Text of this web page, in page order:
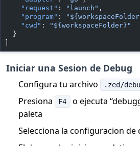
    "request"
: "launch" ,
    "program"
:
    "cwd"
:
"${workspaceFolder}"
  }
Iniciar una Sesion de Debug
Configura tu archivo .zed/
Presiona F4
o ejecuta
paleta
Selecciona la configuracion de